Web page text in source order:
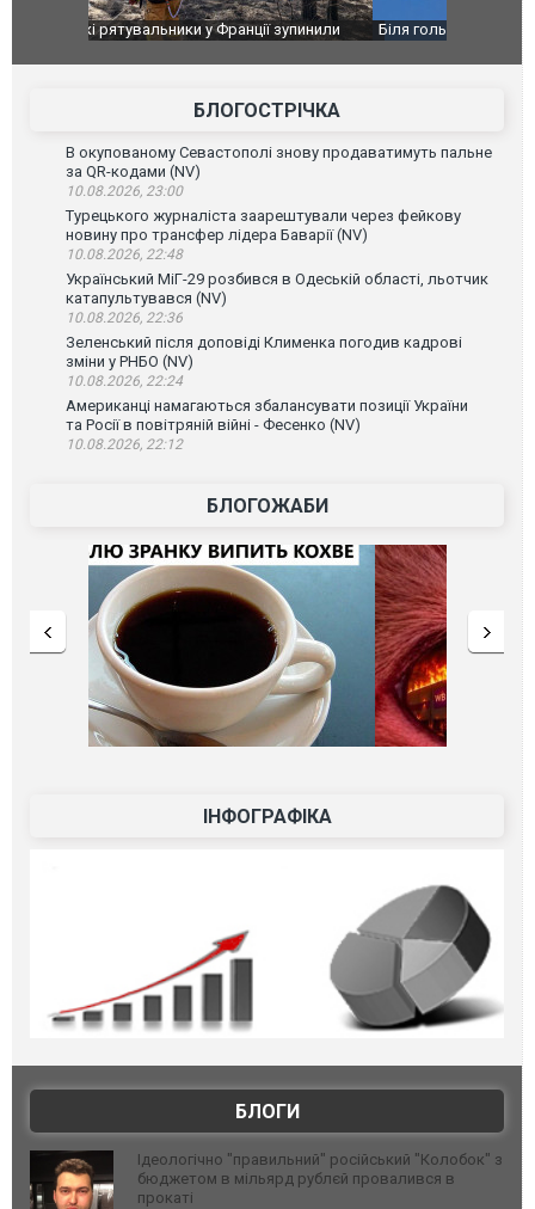
Біля гольф-клубу Трампа перехопили три літаки.
Дві
ГУР із
БЛОГОСТРІЧКА
В окупованому Севастополі знову продаватимуть пальне
за QR-кодами (NV)
10.08.2026, 23:00
Турецького журналіста заарештували через фейкову
новину про трансфер лідера Баварії (NV)
10.08.2026, 22:48
Український МіГ-29 розбився в Одеській області, льотчик
катапультувався (NV)
10.08.2026, 22:36
Зеленський після доповіді Клименка погодив кадрові
зміни у РНБО (NV)
10.08.2026, 22:24
Американці намагаються збалансувати позиції України
та Росії в повітряній війні - Фесенко (NV)
10.08.2026, 22:12
БЛОГОЖАБИ
ІНФОГРАФІКА
БЛОГИ
Ідеологічно "правильний" російський "Колобок" з
бюджетом в мільярд рублєй провалився в
прокаті